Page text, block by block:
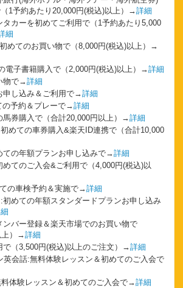
1予約あたり20,000円(税込)以上）→詳細
カーを初めてご利用で（1予約あたり5,000
細
めてのお買い物で（8,000円(税込)以上）→
電子書籍購入で（2,000円(税込)以上）→詳細
物で→詳細
申し込み＆ご利用で→詳細
の予約＆プレーで→詳細
馬券購入で（合計20,000円以上）→詳細
めての車券購入&楽天ID連携で（合計10,000
ての年額プランお申し込みで→詳細
てのご入会&ご利用で（4,000円(税込)以
の車検予約＆実施で→詳細
初めての年額スタンダードプランお申し込み
ンバー登録＆楽天市場でのお買い物で
上）→詳細
で（3,500円(税込)以上のご注文）→詳細
英会話:無料体験レッスン＆初めてのご入会で
体験レッスン＆初めてのご入会で→詳細